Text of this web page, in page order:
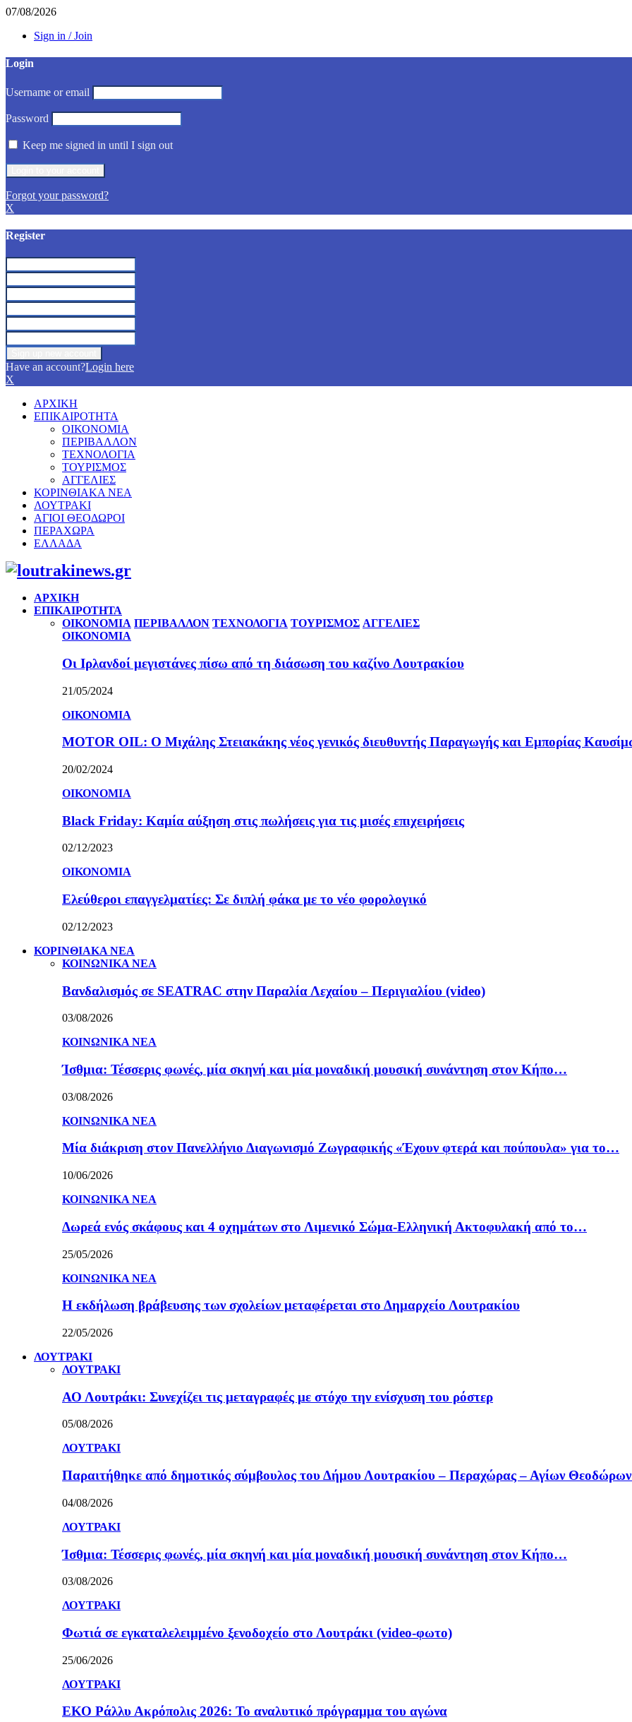
07/08/2026
Sign in / Join
Login
Username or email
Password
Keep me signed in until I sign out
Forgot your password?
X
Register
Have an account?Login here
X
ΑΡΧΙΚΗ
ΕΠΙΚΑΙΡΟΤΗΤΑ
ΟΙΚΟΝΟΜΙΑ
ΠΕΡΙΒΑΛΛΟΝ
ΤΕΧΝΟΛΟΓΙΑ
ΤΟΥΡΙΣΜΟΣ
ΑΓΓΕΛΙΕΣ
ΚΟΡΙΝΘΙΑΚΑ ΝΕΑ
ΛΟΥΤΡΑΚΙ
ΑΓΙΟΙ ΘΕΟΔΩΡΟΙ
ΠΕΡΑΧΩΡΑ
ΕΛΛΑΔΑ
Facebook
Twitter
Instagram
Pinterest
Youtube
ΑΡΧΙΚΗ
ΕΠΙΚΑΙΡΟΤΗΤΑ
ΟΙΚΟΝΟΜΙΑ ΠΕΡΙΒΑΛΛΟΝ ΤΕΧΝΟΛΟΓΙΑ ΤΟΥΡΙΣΜΟΣ ΑΓΓΕΛΙΕΣ
ΟΙΚΟΝΟΜΙΑ
Οι Ιρλανδοί μεγιστάνες πίσω από τη διάσωση του καζίνο Λουτρακίου
21/05/2024
ΟΙΚΟΝΟΜΙΑ
MOTOR OIL: Ο Μιχάλης Στειακάκης νέος γενικός διευθυντής Παραγωγής και Εμπορίας
20/02/2024
ΟΙΚΟΝΟΜΙΑ
Black Friday: Καμία αύξηση στις πωλήσεις για τις μισές επιχειρήσεις
02/12/2023
ΟΙΚΟΝΟΜΙΑ
Ελεύθεροι επαγγελματίες: Σε διπλή φάκα με το νέο φορολογικό
02/12/2023
ΚΟΡΙΝΘΙΑΚΑ ΝΕΑ
ΚΟΙΝΩΝΙΚΑ ΝΕΑ
Βανδαλισμός σε SEATRAC στην Παραλία Λεχαίου – Περιγιαλίου (video)
03/08/2026
ΚΟΙΝΩΝΙΚΑ ΝΕΑ
Ίσθμια: Τέσσερις φωνές, μία σκηνή και μία μοναδική μουσική συνάντηση στον Κήπο…
03/08/2026
ΚΟΙΝΩΝΙΚΑ ΝΕΑ
Μία διάκριση στον Πανελλήνιο Διαγωνισμό Ζωγραφικής «Έχουν φτερά και πούπουλα» για το…
10/06/2026
ΚΟΙΝΩΝΙΚΑ ΝΕΑ
Δωρεά ενός σκάφους και 4 οχημάτων στο Λιμενικό Σώμα-Ελληνική Ακτοφυλακή από το…
25/05/2026
ΚΟΙΝΩΝΙΚΑ ΝΕΑ
Η εκδήλωση βράβευσης των σχολείων μεταφέρεται στο Δημαρχείο Λουτρακίου
22/05/2026
ΛΟΥΤΡΑΚΙ
ΛΟΥΤΡΑΚΙ
ΑΟ Λουτράκι: Συνεχίζει τις μεταγραφές με στόχο την ενίσχυση του ρόστερ
05/08/2026
ΛΟΥΤΡΑΚΙ
Παραιτήθηκε από δημοτικός σύμβουλος του Δήμου Λουτρακίου – Περαχώρας – Αγίων
04/08/2026
ΛΟΥΤΡΑΚΙ
Ίσθμια: Τέσσερις φωνές, μία σκηνή και μία μοναδική μουσική συνάντηση στον Κήπο…
03/08/2026
ΛΟΥΤΡΑΚΙ
Φωτιά σε εγκαταλελειμμένο ξενοδοχείο στο Λουτράκι (video-φωτο)
25/06/2026
ΛΟΥΤΡΑΚΙ
ΕΚΟ Ράλλυ Ακρόπολις 2026: Το αναλυτικό πρόγραμμα του αγώνα